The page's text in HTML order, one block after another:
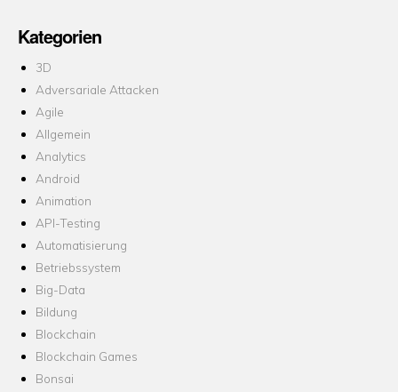
Kategorien
3D
Adversariale Attacken
Agile
Allgemein
Analytics
Android
Animation
API-Testing
Automatisierung
Betriebssystem
Big-Data
Bildung
Blockchain
Blockchain Games
Bonsai